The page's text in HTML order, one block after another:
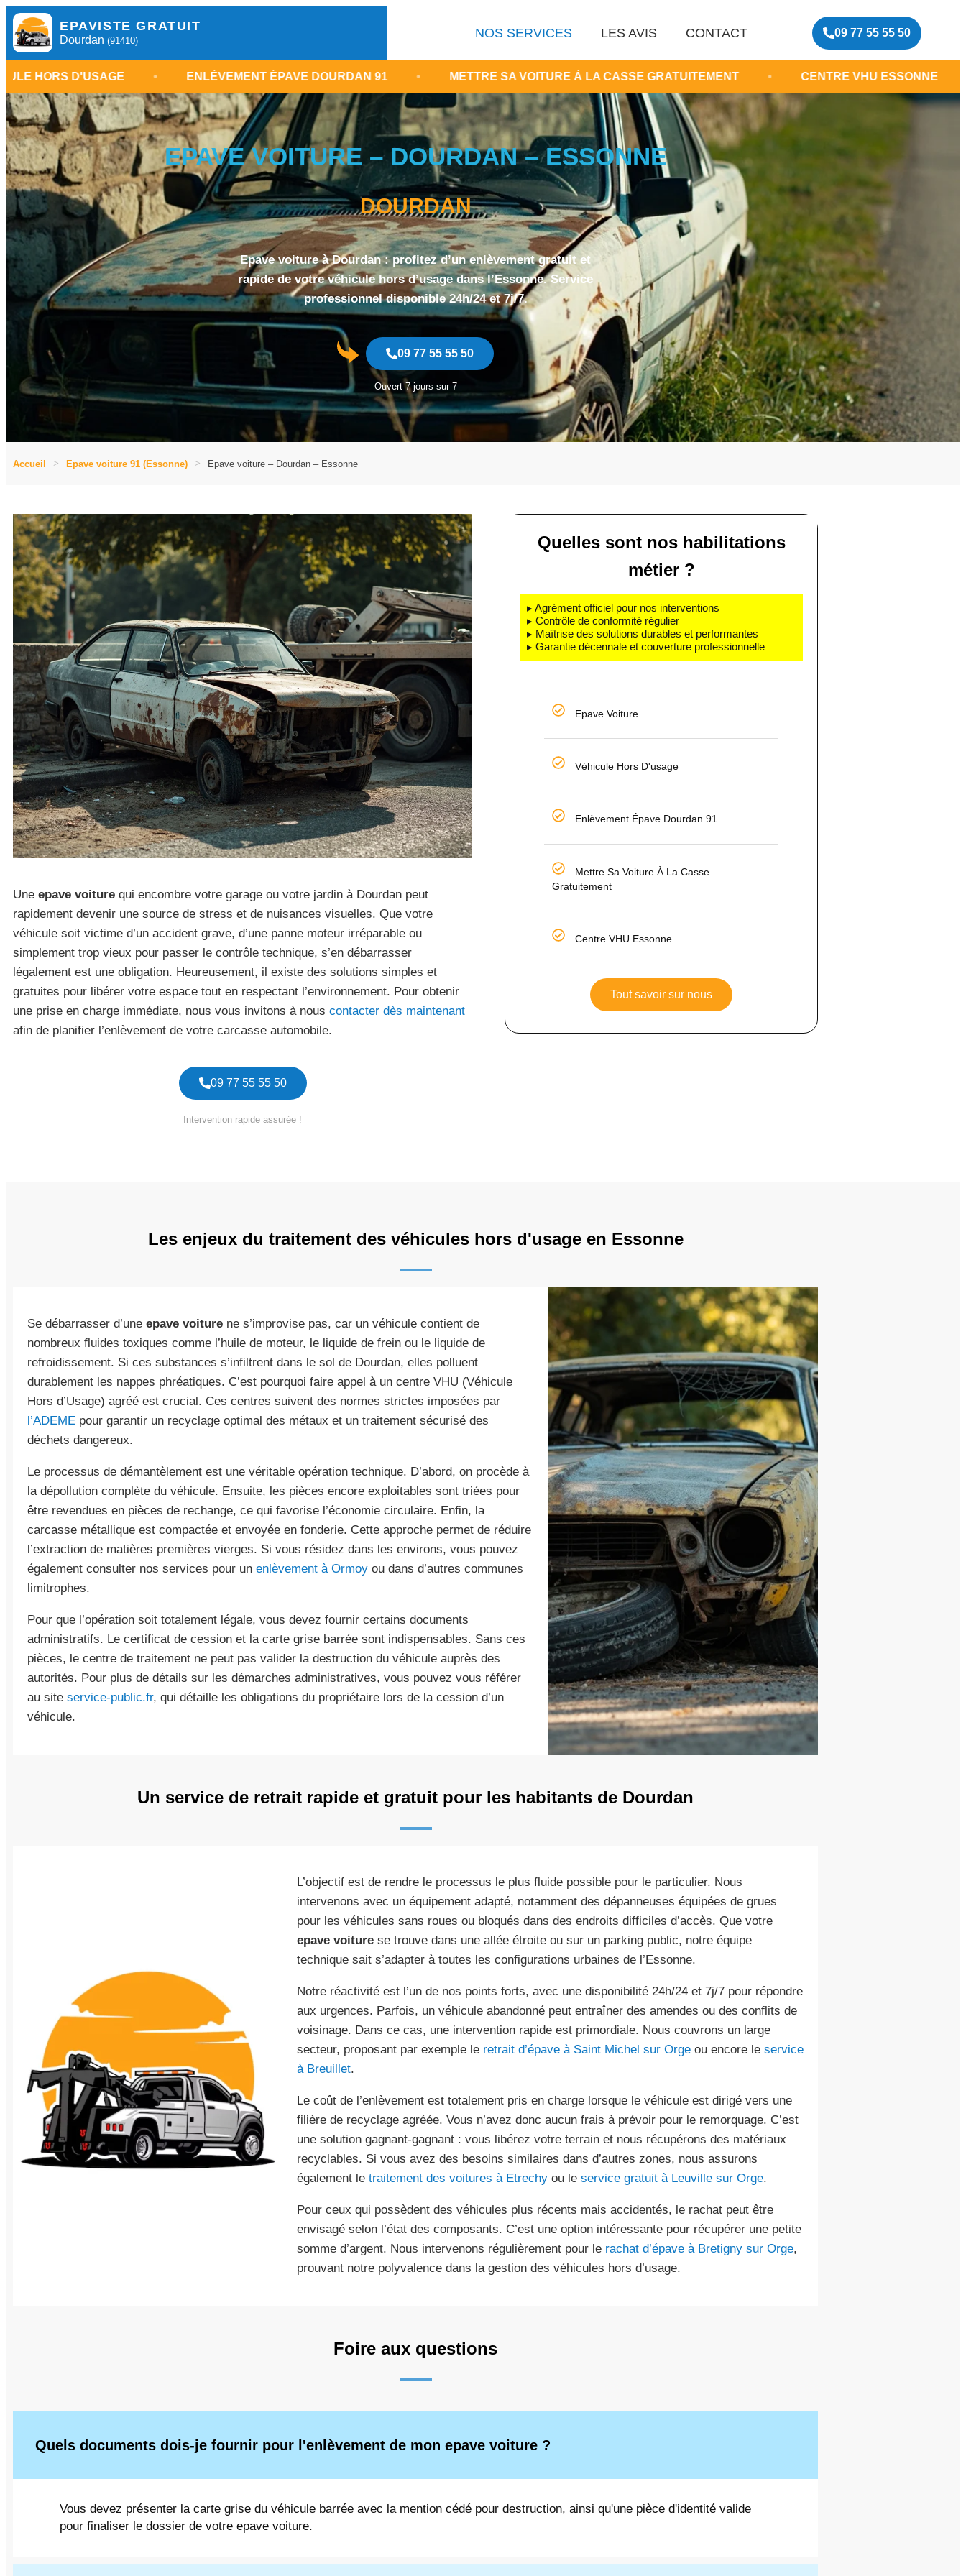
EPAVISTE GRATUIT
Dourdan (91410)
NOS SERVICES LES AVIS CONTACT 09 77 55 55 50
• ENLÈVEMENT ÉPAVE DOURDAN 91 • METTRE SA VOITURE À LA CASSE GRATUITEMENT • CENTRE VHU ESSONNE •
EPAVE VOITURE – DOURDAN – ESSONNE
DOURDAN
Epave voiture à Dourdan : profitez d’un enlèvement gratuit et
rapide de votre véhicule hors d’usage dans l’Essonne. Service
professionnel disponible 24h/24 et 7j/7.
09 77 55 55 50
Ouvert 7 jours sur 7
Accueil Epave voiture 91 (Essonne) Epave voiture – Dourdan – Essonne
Une epave voiture qui encombre votre garage ou votre jardin à Dourdan peut
rapidement devenir une source de stress et de nuisances visuelles. Que votre
véhicule soit victime d’un accident grave, d’une panne moteur irréparable ou
simplement trop vieux pour passer le contrôle technique, s’en débarrasser
légalement est une obligation. Heureusement, il existe des solutions simples et
gratuites pour libérer votre espace tout en respectant l’environnement. Pour obtenir
une prise en charge immédiate, nous vous invitons à nous contacter dès maintenant
afin de planifier l’enlèvement de votre carcasse automobile.
09 77 55 55 50
Intervention rapide assurée !
Quelles sont nos habilitations
métier ?
▸ Agrément officiel pour nos interventions
▸ Contrôle de conformité régulier
▸ Maîtrise des solutions durables et performantes
▸ Garantie décennale et couverture professionnelle
Epave Voiture
Véhicule Hors D'usage
Enlèvement Épave Dourdan 91
Mettre Sa Voiture À La Casse
Gratuitement
Centre VHU Essonne
Tout savoir sur nous
Les enjeux du traitement des véhicules hors d'usage en Essonne
Se débarrasser d’une epave voiture ne s’improvise pas, car un véhicule contient de
nombreux fluides toxiques comme l’huile de moteur, le liquide de frein ou le liquide de
refroidissement. Si ces substances s’infiltrent dans le sol de Dourdan, elles polluent
durablement les nappes phréatiques. C’est pourquoi faire appel à un centre VHU (Véhicule
Hors d’Usage) agréé est crucial. Ces centres suivent des normes strictes imposées par
l’ADEME pour garantir un recyclage optimal des métaux et un traitement sécurisé des
déchets dangereux.
Le processus de démantèlement est une véritable opération technique. D’abord, on procède à
la dépollution complète du véhicule. Ensuite, les pièces encore exploitables sont triées pour
être revendues en pièces de rechange, ce qui favorise l’économie circulaire. Enfin, la
carcasse métallique est compactée et envoyée en fonderie. Cette approche permet de réduire
l’extraction de matières premières vierges. Si vous résidez dans les environs, vous pouvez
également consulter nos services pour un enlèvement à Ormoy ou dans d’autres communes
limitrophes.
Pour que l’opération soit totalement légale, vous devez fournir certains documents
administratifs. Le certificat de cession et la carte grise barrée sont indispensables. Sans ces
pièces, le centre de traitement ne peut pas valider la destruction du véhicule auprès des
autorités. Pour plus de détails sur les démarches administratives, vous pouvez vous référer
au site service-public.fr, qui détaille les obligations du propriétaire lors de la cession d’un
véhicule.
Un service de retrait rapide et gratuit pour les habitants de Dourdan
L’objectif est de rendre le processus le plus fluide possible pour le particulier. Nous
intervenons avec un équipement adapté, notamment des dépanneuses équipées de grues
pour les véhicules sans roues ou bloqués dans des endroits difficiles d’accès. Que votre
epave voiturese trouve dans une allée étroite ou sur un parking public, notre équipe
technique sait s’adapter à toutes les configurations urbaines de l’Essonne.
Notre réactivité est l’un de nos points forts, avec une disponibilité 24h/24 et 7j/7 pour répondre
aux urgences. Parfois, un véhicule abandonné peut entraîner des amendes ou des conflits de
voisinage. Dans ce cas, une intervention rapide est primordiale. Nous couvrons un large
secteur, proposant par exemple le retrait d’épave à Saint Michel sur Orgeou encore le service
à Breuillet.
Le coût de l’enlèvement est totalement pris en charge lorsque le véhicule est dirigé vers une
filière de recyclage agréée. Vous n’avez donc aucun frais à prévoir pour le remorquage. C’est
une solution gagnant-gagnant : vous libérez votre terrain et nous récupérons des matériaux
recyclables. Si vous avez des besoins similaires dans d’autres zones, nous assurons
également le traitement des voitures à Etrechyou le service gratuit à Leuville sur Orge.
Pour ceux qui possèdent des véhicules plus récents mais accidentés, le rachat peut être
envisagé selon l’état des composants. C’est une option intéressante pour récupérer une petite
somme d’argent. Nous intervenons régulièrement pour le rachat d’épave à Bretigny sur Orge,
prouvant notre polyvalence dans la gestion des véhicules hors d’usage.
Foire aux questions
Quels documents dois-je fournir pour l'enlèvement de mon epave voiture ?
Vous devez présenter la carte grise du véhicule barrée avec la mention cédé pour destruction, ainsi qu'une pièce d'identité valide
pour finaliser le dossier de votre epave voiture.